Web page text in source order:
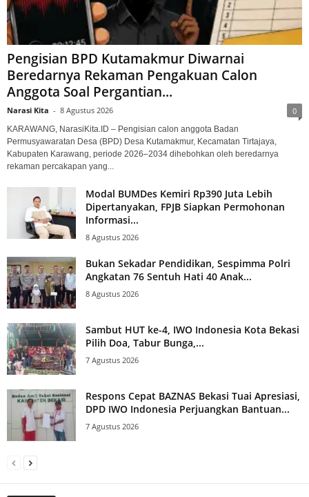
Pengisian BPD Kutamakmur Diwarnai
Beredarnya Rekaman Pengakuan Calon
Anggota Soal Pergantian...
Narasi Kita - 8 Agustus 2026 0
KARAWANG, NarasiKita.ID – Pengisian calon anggota Badan
Permusyawaratan Desa (BPD) Desa Kutamakmur, Kecamatan Tirtajaya,
Kabupaten Karawang, periode 2026–2034 dihebohkan oleh beredarnya
rekaman percakapan yang...
Modal BUMDes Kemiri Rp390 Juta Lebih
Dipertanyakan, FPJB Siapkan Permohonan
Informasi...
8 Agustus 2026
Bukan Sekadar Pendidikan, Sespimma Polri
Angkatan 76 Sentuh Hati 40 Anak...
8 Agustus 2026
Sambut HUT ke-4, IWO Indonesia Kota Bekasi
Pilih Doa, Tabur Bunga,...
7 Agustus 2026
Respons Cepat BAZNAS Bekasi Tuai Apresiasi,
DPD IWO Indonesia Perjuangkan Bantuan...
7 Agustus 2026